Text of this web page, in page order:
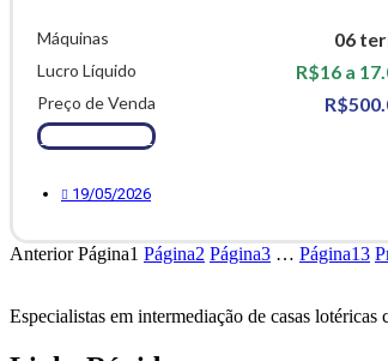
Máquinas 06
Lucro Líquido R$16 a
Preço de Venda
Ver Detalhes
19/05/2026
Anterior Página1 Página2 Página3 … Página13
Especialistas em intermediação de casas lotéricas